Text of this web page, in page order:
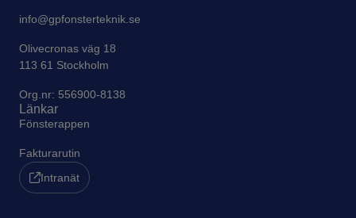
info@gpfonsterteknik.se
Olivecronas väg 18
113 61 Stockholm
Org.nr: 556900-8138
Länkar
Fönsterappen
Fakturarutin
Intranät